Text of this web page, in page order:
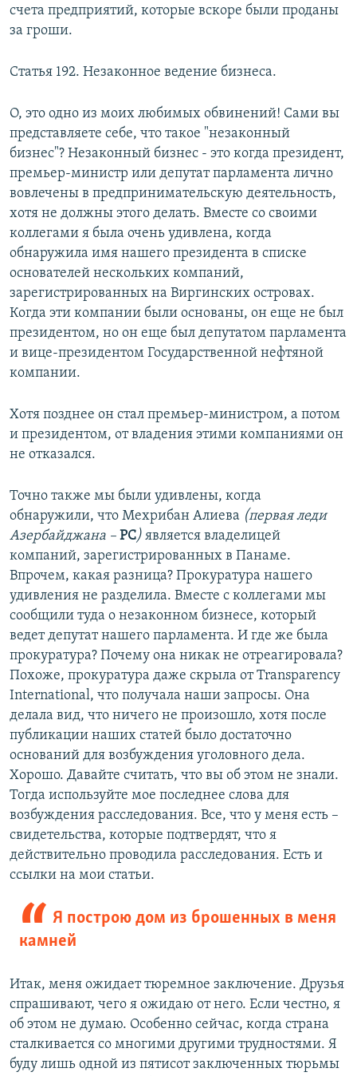
счета предприятий, которые вскоре были проданы
за гроши.
Статья 192. Незаконное ведение бизнеса.
О, это одно из моих любимых обвинений! Сами вы
представляете себе, что такое "незаконный
бизнес"? Незаконный бизнес - это когда президент,
премьер-министр или депутат парламента лично
вовлечены в предпринимательскую деятельность,
хотя не должны этого делать. Вместе со своими
коллегами я была очень удивлена, когда
обнаружила имя нашего президента в списке
основателей нескольких компаний,
зарегистрированных на Виргинских островах.
Когда эти компании были основаны, он еще не был
президентом, но он еще был депутатом парламента
и вице-президентом Государственной нефтяной
компании.
Хотя позднее он стал премьер-министром, а потом
и президентом, от владения этими компаниями он
не отказался.
Точно также мы были удивлены, когда
обнаружили, что Мехрибан Алиева (первая леди
Азербайджана – РС) является владелицей
компаний, зарегистрированных в Панаме.
Впрочем, какая разница? Прокуратура нашего
удивления не разделила. Вместе с коллегами мы
сообщили туда о незаконном бизнесе, который
ведет депутат нашего парламента. И где же была
прокуратура? Почему она никак не отреагировала?
Похоже, прокуратура даже скрыла от Transparency
International, что получала наши запросы. Она
делала вид, что ничего не произошло, хотя после
публикации наших статей было достаточно
оснований для возбуждения уголовного дела.
Хорошо. Давайте считать, что вы об этом не знали.
Тогда используйте мое последнее слова для
возбуждения расследования. Все, что у меня есть –
свидетельства, которые подтвердят, что я
действительно проводила расследования. Есть и
ссылки на мои статьи.
Я построю дом из брошенных в меня
камней
Итак, меня ожидает тюремное заключение. Друзья
спрашивают, чего я ожидаю от него. Если честно, я
об этом не думаю. Особенно сейчас, когда страна
сталкивается со многими другими трудностями. Я
буду лишь одной из пятисот заключенных тюрьмы